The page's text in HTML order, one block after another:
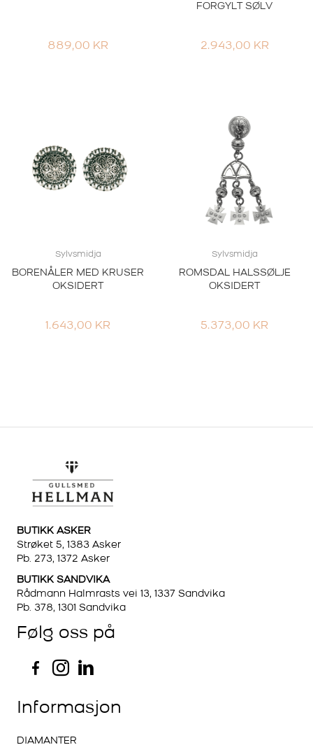
889,00 KR
FORGYLT SØLV
2.943,00 KR
Sylvsmidja
BORENÅLER MED KRUSER
OKSIDERT
1.643,00 KR
Sylvsmidja
ROMSDAL HALSSØLJE
OKSIDERT
5.373,00 KR
BUTIKK ASKER
Strøket 5, 1383 Asker
Pb. 273, 1372 Asker
BUTIKK SANDVIKA
Rådmann Halmrasts vei 13, 1337 Sandvika
Pb. 378, 1301 Sandvika
Følg oss på
Informasjon
DIAMANTER